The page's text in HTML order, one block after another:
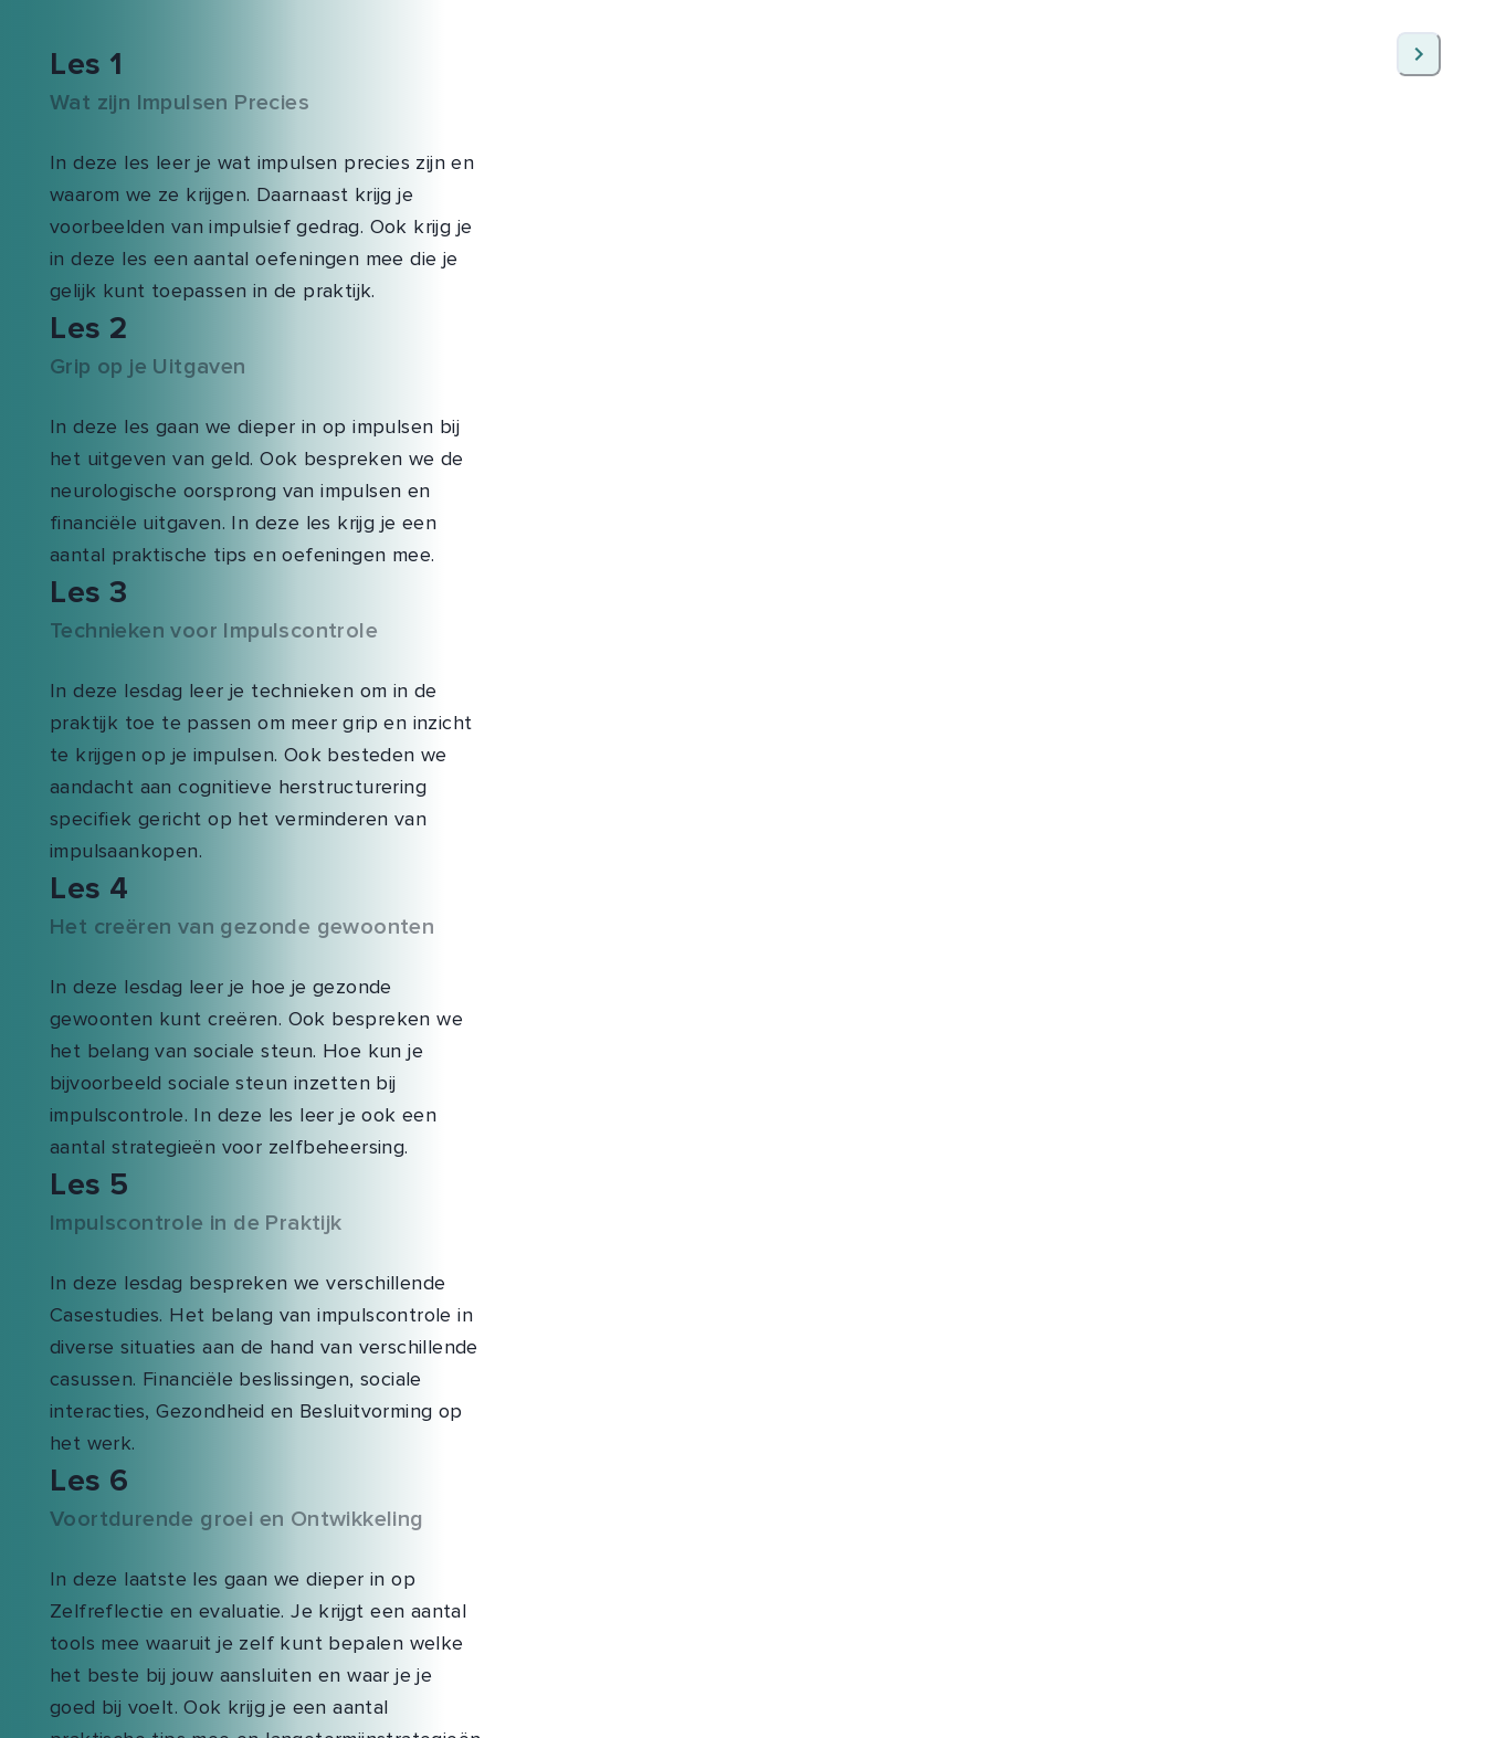
Les 1
Wat zijn Impulsen Precies
In deze les leer je wat impulsen precies zijn en
waarom we ze krijgen. Daarnaast krijg je
voorbeelden van impulsief gedrag. Ook krijg je
in deze les een aantal oefeningen mee die je
gelijk kunt toepassen in de praktijk.
Les 2
Grip op je Uitgaven
In deze les gaan we dieper in op impulsen bij
het uitgeven van geld. Ook bespreken we de
neurologische oorsprong van impulsen en
financiële uitgaven. In deze les krijg je een
aantal praktische tips en oefeningen mee.
Les 3
Technieken voor Impulscontrole
In deze lesdag leer je technieken om in de
praktijk toe te passen om meer grip en inzicht
te krijgen op je impulsen. Ook besteden we
aandacht aan cognitieve herstructurering
specifiek gericht op het verminderen van
impulsaankopen.
Les 4
Het creëren van gezonde gewoonten
In deze lesdag leer je hoe je gezonde
gewoonten kunt creëren. Ook bespreken we
het belang van sociale steun. Hoe kun je
bijvoorbeeld sociale steun inzetten bij
impulscontrole. In deze les leer je ook een
aantal strategieën voor zelfbeheersing.
Les 5
Impulscontrole in de Praktijk
In deze lesdag bespreken we verschillende
Casestudies. Het belang van impulscontrole in
diverse situaties aan de hand van verschillende
casussen. Financiële beslissingen, sociale
interacties, Gezondheid en Besluitvorming op
het werk.
Les 6
Voortdurende groei en Ontwikkeling
In deze laatste les gaan we dieper in op
Zelfreflectie en evaluatie. Je krijgt een aantal
tools mee waaruit je zelf kunt bepalen welke
het beste bij jouw aansluiten en waar je je
goed bij voelt. Ook krijg je een aantal